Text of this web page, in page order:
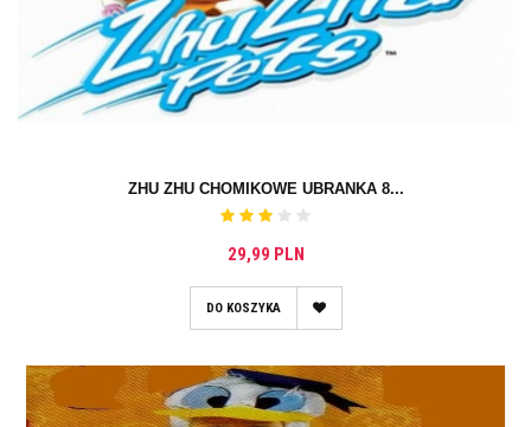
ZHU ZHU CHOMIKOWE UBRANKA 8...
29,99 PLN
DO KOSZYKA